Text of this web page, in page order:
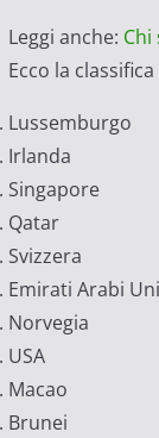
Leggi anche:
Ecco la
Lussemburgo
Irlanda
Singapore
Qatar
Svizzera
Emirati Arabi
Norvegia
USA
Macao
Brunei